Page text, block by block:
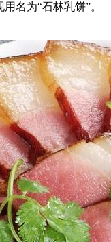
名为“石林乳饼”。